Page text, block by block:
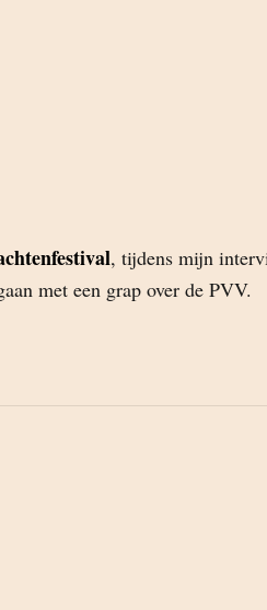
, tijdens mijn
met een grap over de PVV.